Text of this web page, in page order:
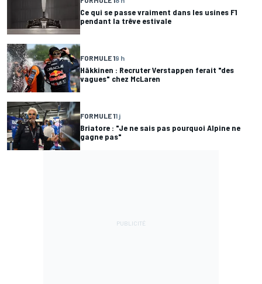
Ce qui se passe vraiment dans les usines F1
pendant la trêve estivale
FORMULE 19 h
Häkkinen : Recruter Verstappen ferait "des
vagues" chez McLaren
FORMULE 11 j
Briatore : "Je ne sais pas pourquoi Alpine ne
gagne pas"